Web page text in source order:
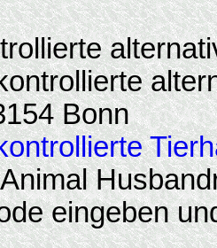
Bonn
eingeben